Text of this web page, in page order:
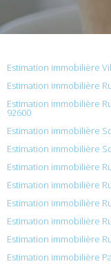
Estimation immobilière
Estimation immobilière
Estimation immobilière
92600
Estimation immobilière
Estimation immobilière
Estimation immobilière
Estimation immobilière
Estimation immobilière
Estimation immobilière
Estimation immobilière
Estimation immobilière